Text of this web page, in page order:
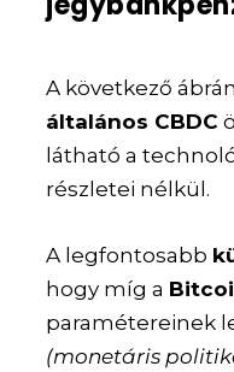
A következő
általános CBDC
látható a
részletei nélkül.
A legfontosabb
hogy míg a
paramétereinek
(monetáris